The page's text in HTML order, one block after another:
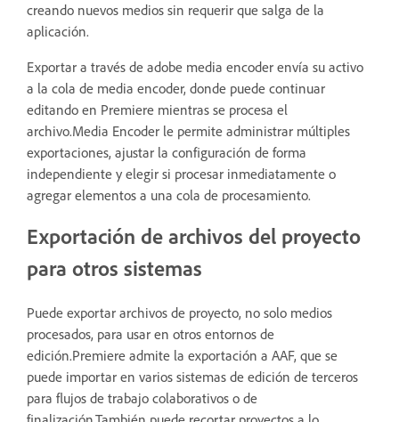
creando nuevos medios sin requerir que salga de la
aplicación.
Exportar a través de adobe media encoder envía su activo
a la cola de media encoder, donde puede continuar
editando en Premiere mientras se procesa el
archivo.Media Encoder le permite administrar múltiples
exportaciones, ajustar la configuración de forma
independiente y elegir si procesar inmediatamente o
agregar elementos a una cola de procesamiento.
Exportación de archivos del proyecto
para otros sistemas
Puede exportar archivos de proyecto, no solo medios
procesados, para usar en otros entornos de
edición.Premiere admite la exportación a AAF, que se
puede importar en varios sistemas de edición de terceros
para flujos de trabajo colaborativos o de